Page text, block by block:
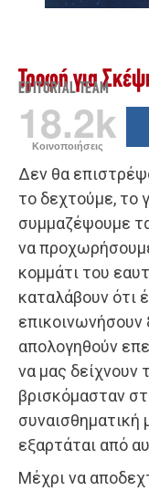
Τροφή για
EDITORIAL TEAM
18.2k
Κοινοποιήσεις
Δεν θα
το δεχτούμε, το
συμμαζέψουμε
να
κομμάτι του
καταλάβουν ότι
επικοινωνήσουν
απολογηθούν
να μας δείχνουν
βρισκόμασταν
εξαρτάται από
Μέχρι να